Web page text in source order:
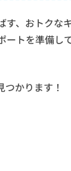
す、おトクな
ートを準備し
かります！